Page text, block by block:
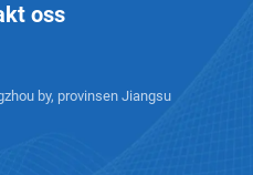
oss
by, provinsen Jiangsu